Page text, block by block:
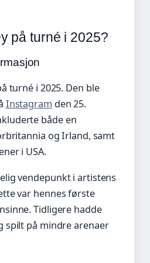
på turné i 2025?
turné i 2025. Den ble
Instagram den 25.
både en
og Irland, samt
i USA.
vendepunkt i artistens
var hennes første
Tidligere hadde
spilt på mindre arenaer